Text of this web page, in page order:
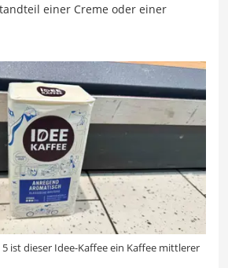
einer Creme oder einer
ist dieser Idee-Kaffee ein Kaffee mittlerer